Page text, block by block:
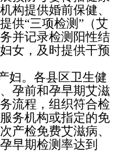
构提供婚前保健、
供“三项检测”（艾
并记录检测阳性结
女，及时提供干预
。各县区卫生健
孕前和孕早期艾滋
流程，组织符合检
务机构或指定的免
产检免费艾滋病、
早期检测率达到